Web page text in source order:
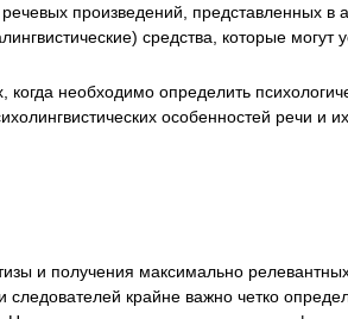
произведений, представленных в
средства, которые могут
когда необходимо определить
особенностей речи и
и получения максимально релевантных
крайне важно четко